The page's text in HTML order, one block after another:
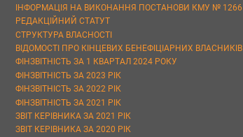
ІНФОРМАЦІЯ НА ВИКОНАННЯ ПОСТАНОВИ КМУ № 1266
РЕДАКЦІЙНИЙ СТАТУТ
СТРУКТУРА ВЛАСНОСТІ
ВІДОМОСТІ ПРО КІНЦЕВИХ БЕНЕФІЦІАРНИХ ВЛАСНИКІВ
ФІНЗВІТНІСТЬ ЗА 1 КВАРТАЛ 2024 РОКУ
ФІНЗВІТНІСТЬ ЗА 2023 РІК
ФІНЗВІТНІСТЬ ЗА 2022 РІК
ФІНЗВІТНІСТЬ ЗА 2021 РІК
ЗВІТ КЕРІВНИКА ЗА 2021 РІК
ЗВІТ КЕРІВНИКА ЗА 2020 РІК